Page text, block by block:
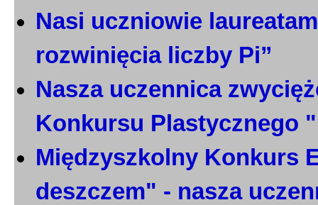
Nasi uczniowie
rozwinięcia liczby Pi”
Nasza uczennica
Konkursu Plastycznego
Międzyszkolny Konkurs
deszczem" - nasza